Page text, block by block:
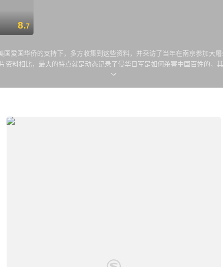
8.7
爱国华侨的支持下，多方收集到这些资料，并采访了当年在南京参加大
料相比，最大的特点就是动态记录了侵华日军是如何杀害中国百姓的，
；被大屠杀场面刺激得精神失常的日军等等。当画面上出现日军一刀刀